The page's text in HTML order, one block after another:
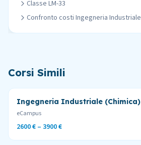
Classe LM-33
Confronto costi Ingegneria Industriale
Corsi Simili
Ingegneria Industriale (Chimica)
eCampus
2600 € – 3900 €